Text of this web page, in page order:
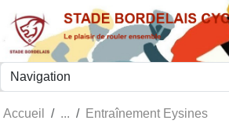
Accueil Entraînement Eysines
Panneau de gestion des cookies